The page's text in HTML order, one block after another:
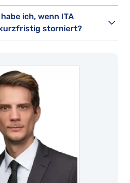
ich, wenn ITA
storniert?